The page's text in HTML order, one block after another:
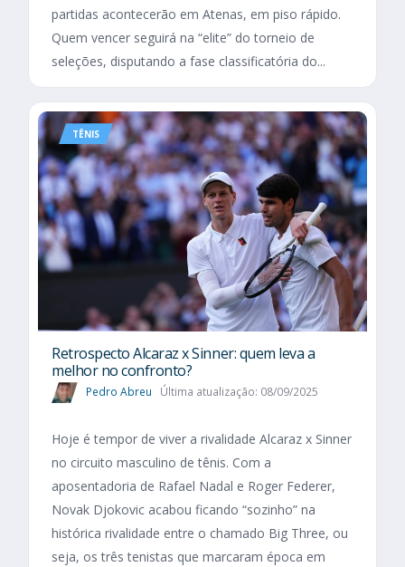
partidas acontecerão em Atenas, em piso rápido.
Quem vencer seguirá na “elite” do torneio de
seleções, disputando a fase classificatória do...
TÊNIS
Retrospecto Alcaraz x Sinner: quem leva a
melhor no confronto?
Pedro Abreu Última atualização: 08/09/2025
Hoje é tempor de viver a rivalidade Alcaraz x Sinner
no circuito masculino de tênis. Com a
aposentadoria de Rafael Nadal e Roger Federer,
Novak Djokovic acabou ficando “sozinho” na
histórica rivalidade entre o chamado Big Three, ou
seja, os três tenistas que marcaram época em